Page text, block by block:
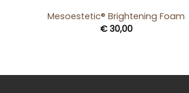
Mesoestetic® Brightening Foam
€30,00